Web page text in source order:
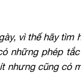
vì thế hãy
những phép
nhưng cũng có